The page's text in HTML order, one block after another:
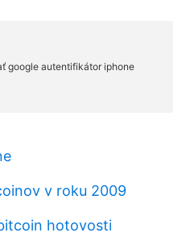
v roku 2009
hotovosti